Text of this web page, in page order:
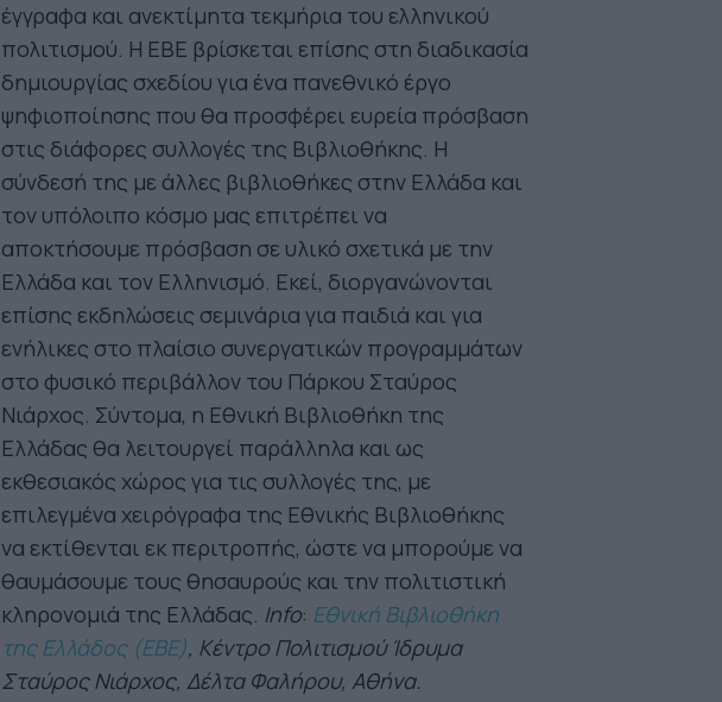
έγγραφα και ανεκτίμητα τεκμήρια του ελληνικού
πολιτισμού. Η ΕΒΕ βρίσκεται επίσης στη διαδικασία
δημιουργίας σχεδίου για ένα πανεθνικό έργο
ψηφιοποίησης που θα προσφέρει ευρεία πρόσβαση
στις διάφορες συλλογές της Βιβλιοθήκης. Η
σύνδεσή της με άλλες βιβλιοθήκες στην Ελλάδα και
τον υπόλοιπο κόσμο μας επιτρέπει να
αποκτήσουμε πρόσβαση σε υλικό σχετικά με την
Ελλάδα και τον Ελληνισμό. Εκεί, διοργανώνονται
επίσης εκδηλώσεις σεμινάρια για παιδιά και για
ενήλικες στο πλαίσιο συνεργατικών προγραμμάτων
στο φυσικό περιβάλλον του Πάρκου Σταύρος
Νιάρχος. Σύντομα, η Εθνική Βιβλιοθήκη της
Ελλάδας θα λειτουργεί παράλληλα και ως
εκθεσιακός χώρος για τις συλλογές της, με
επιλεγμένα χειρόγραφα της Εθνικής Βιβλιοθήκης
να εκτίθενται εκ περιτροπής, ώστε να μπορούμε να
θαυμάσουμε τους θησαυρούς και την πολιτιστική
κληρονομιά της Ελλάδας. Info: Εθνική Βιβλιοθήκη
της Ελλάδος (ΕΒΕ), Κέντρο Πολιτισμού Ίδρυμα
Σταύρος Νιάρχος, Δέλτα Φαλήρου, Αθήνα.